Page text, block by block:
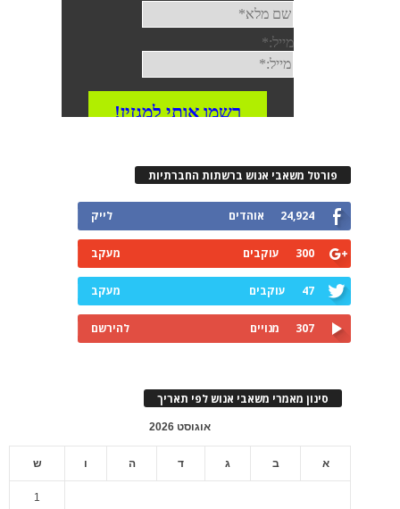
פורטל משאבי אנוש ברשתות החברתיות
24,924 אוהדים לייק
300 עוקבים מעקב
47 עוקבים מעקב
307 מנויים להירשם
סינון מאמרי משאבי אנוש לפי תאריך
אוגוסט 2026
א ב ג ד ה ו ש
1